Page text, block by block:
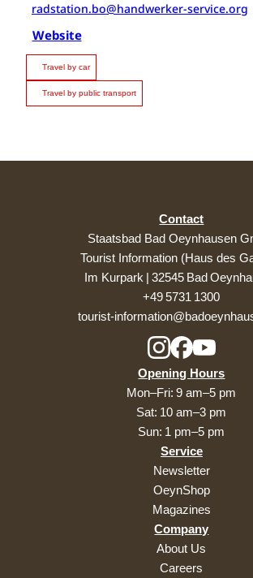
radstation.bo@handwerker-service.org
Website
Travel by car
Travel by public transport
Contact
Staatsbad Bad Oeynhausen
Tourist Information (Haus des
Im Kurpark | 32545 Bad
+49 5731 1300
tourist-
Opening Hours
Mon–Fri: 9 am–5 pm
Sat: 10 am–3 pm
Sun: 1 pm–5 pm
Service
Newsletter
OeynShop
Magazines
Company
About Us
Careers